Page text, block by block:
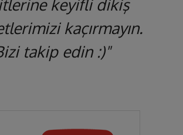
keyifli dikiş
kaçırmayın.
takip edin :)"